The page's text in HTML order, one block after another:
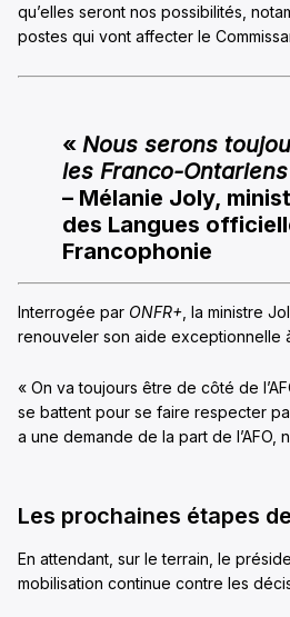
qu’elles seront nos possibilités,
postes qui vont affecter le
« Nous serons
les Franco-
– Mélanie Joly,
des Langues
Francophonie
Interrogée par ONFR+ , la ministre
renouveler son aide exceptionnelle à
« On va toujours être de côté de
se battent pour se faire respecter
a une demande de la part de l’AFO,
Les prochaines étapes
En attendant, sur le terrain, le
mobilisation continue contre les